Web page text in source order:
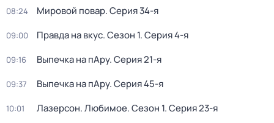
08:24 Мировой повар. Серия 34-я
09:00 Правда на вкус. Сезон 1. Серия 4-я
09:16 Выпечка на пАру. Серия 21-я
09:37 Выпечка на пАру. Серия 45-я
10:01 Лазерсон. Любимое. Сезон 1. Серия 23-я